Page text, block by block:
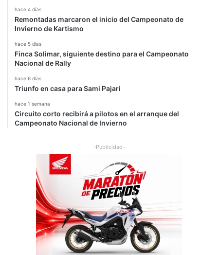
hace 4 días
Remontadas marcaron el inicio del Campeonato de
Invierno de Kartismo
hace 5 días
Finca Solimar, siguiente destino para el Campeonato
Nacional de Rally
hace 6 días
Triunfo en casa para Sami Pajari
hace 1 semana
Circuito corto recibirá a pilotos en el arranque del
Campeonato Nacional de Invierno
-Publicidad-